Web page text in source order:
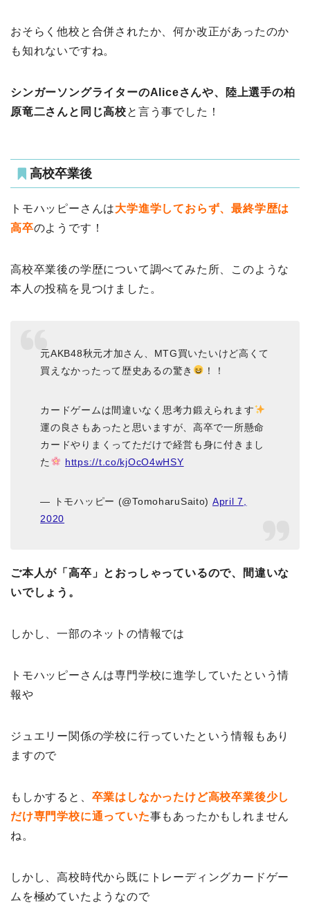
おそらく他校と合併されたか、何か改正があったのか
も知れないですね。
シンガーソングライターのAliceさんや、陸上選手の柏
原竜二さんと同じ高校と言う事でした！
高校卒業後
トモハッピーさんは大学進学しておらず、最終学歴は
高卒のようです！
高校卒業後の学歴について調べてみた所、このような
本人の投稿を見つけました。
元AKB48秋元才加さん、MTG買いたいけど高くて
買えなかったって歴史あるの驚き
！！
カードゲームは間違いなく思考力鍛えられます
運の良さもあったと思いますが、高卒で一所懸命
カードやりまくってただけで経営も身に付きまし
た
https://t.co/kjOcO4wHSY
— トモハッピー (@TomoharuSaito) April 7,
2020
ご本人が「高卒」とおっしゃっているので、間違いな
いでしょう。
しかし、一部のネットの情報では
トモハッピーさんは専門学校に進学していたという情
報や
ジュエリー関係の学校に行っていたという情報もあり
ますので
もしかすると、 卒業はしなかったけど高校卒業後少し
だけ専門学校に通っていた事もあったかもしれません
ね。
しかし、高校時代から既にトレーディングカードゲー
ムを極めていたようなので